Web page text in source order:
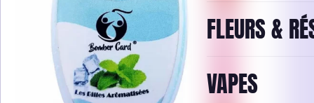
FLEURS &
VAPES